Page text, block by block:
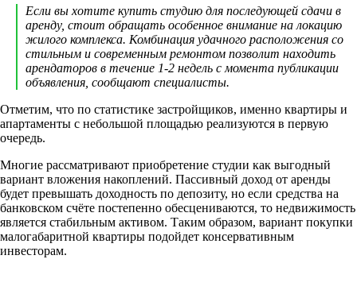
Если вы хотите купить студию для последующей сдачи в
аренду, стоит обращать особенное внимание на локацию
жилого комплекса. Комбинация удачного расположения со
стильным и современным ремонтом позволит находить
арендаторов в течение 1-2 недель с момента публикации
объявления, сообщают специалисты.
Отметим, что по статистике застройщиков, именно квартиры и
апартаменты с небольшой площадью реализуются в первую
очередь.
Многие рассматривают приобретение студии как выгодный
вариант вложения накоплений. Пассивный доход от аренды
будет превышать доходность по депозиту, но если средства на
банковском счёте постепенно обесцениваются, то недвижимость
является стабильным активом. Таким образом, вариант покупки
малогабаритной квартиры подойдет консервативным
инвесторам.